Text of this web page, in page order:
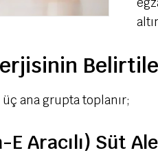
üç ana grupta toplanır;
Aracılı) Süt